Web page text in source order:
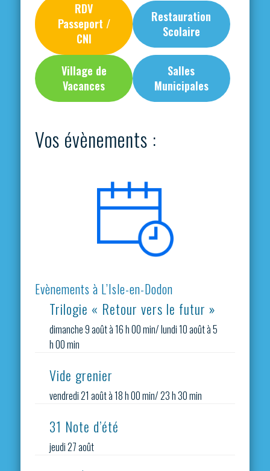
RDV
Passeport /
CNI
Restauration
Scolaire
Village de
Vacances
Salles
Municipales
Vos évènements :
Evènements à L’Isle-en-Dodon
Trilogie « Retour vers le futur »
dimanche 9 août à 16 h 00 min/lundi 10 août à 5
h 00 min
Vide grenier
vendredi 21 août à 18 h 00 min/23 h 30 min
31 Note d’été
jeudi 27 août